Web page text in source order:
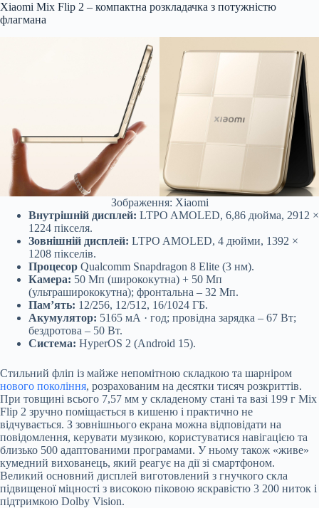
Xiaomi Mix Flip 2 – компактна розкладачка з потужністю
флагмана
Зображення: Xiaomi
Внутрішній дисплей: LTPO AMOLED, 6,86 дюйма, 2912 ×
1224 пікселя.
Зовнішній дисплей: LTPO AMOLED, 4 дюйми, 1392 ×
1208 пікселів.
Процесор Qualcomm Snapdragon 8 Elite (3 нм).
Камера: 50 Мп (ширококутна) + 50 Мп
(ультраширококутна); фронтальна – 32 Мп.
Пам’ять: 12/256, 12/512, 16/1024 ГБ.
Акумулятор: 5165 мА · год; провідна зарядка – 67 Вт;
бездротова – 50 Вт.
Система: HyperOS 2 (Android 15).
Стильний фліп із майже непомітною складкою та шарніром
нового покоління, розрахованим на десятки тисяч розкриттів.
При товщині всього 7,57 мм у складеному стані та вазі 199 г Mix
Flip 2 зручно поміщається в кишеню і практично не
відчувається. З зовнішнього екрана можна відповідати на
повідомлення, керувати музикою, користуватися навігацією та
близько 500 адаптованими програмами. У ньому також «живе»
кумедний вихованець, який реагує на дії зі смартфоном.
Великий основний дисплей виготовлений з гнучкого скла
підвищеної міцності з високою піковою яскравістю 3 200 ниток і
підтримкою Dolby Vision.